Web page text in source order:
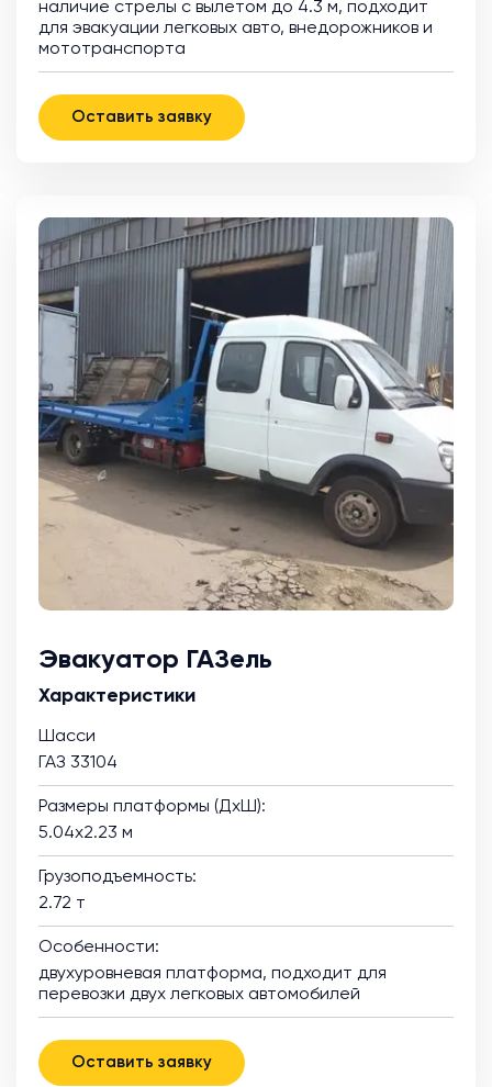
наличие стрелы с вылетом до 4.3 м, подходит
для эвакуации легковых авто, внедорожников и
мототранспорта
Оставить заявку
Эвакуатор ГАЗель
Характеристики
Шасси
ГАЗ 33104
Размеры платформы (ДхШ):
5.04х2.23 м
Грузоподъемность:
2.72 т
Особенности:
двухуровневая платформа, подходит для
перевозки двух легковых автомобилей
Оставить заявку